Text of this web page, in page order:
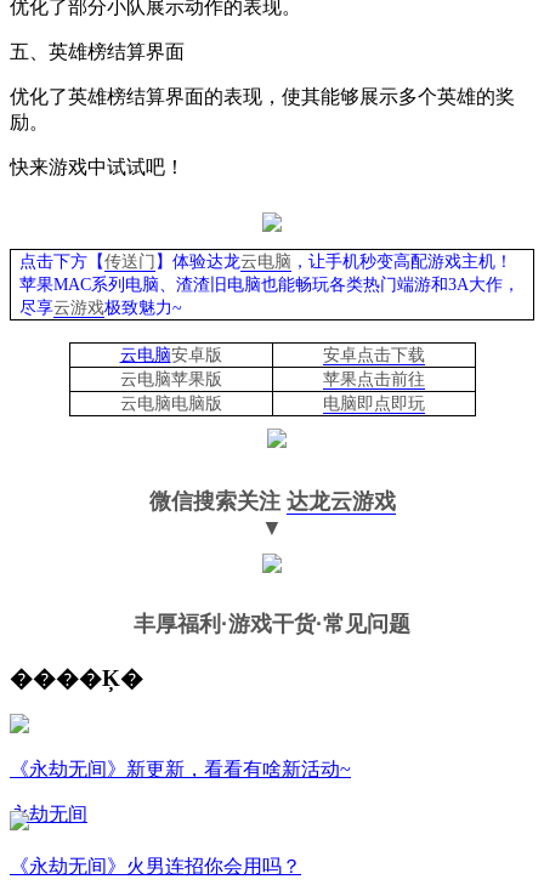
优化了部分小队展示动作的表现。
五、英雄榜结算界面
优化了英雄榜结算界面的表现，使其能够展示多个英雄的奖
励。
快来游戏中试试吧！
点击下方【传送门 】体验达龙云电脑 ，让手机秒变高配游戏主机 ！
苹果MAC系列电脑、渣渣旧电脑也能畅玩各类热门端游和3A大作，
尽享云游戏极致魅力~
云电脑安卓版
安卓点击下载
云电脑苹果版
苹果点击前往
云电脑电脑 版 电脑即点即玩
微信搜索关注 达龙云游戏
▼
丰厚福利 ·游戏干货·常见问题
����Ķ�
《永劫无间》新更新，看看有啥新活动~
永劫无间
《永劫无间》火男连招你会用吗？